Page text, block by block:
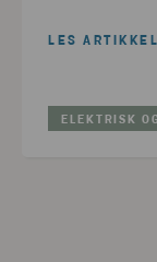
LES ARTIKKEL
ELEKTRISK